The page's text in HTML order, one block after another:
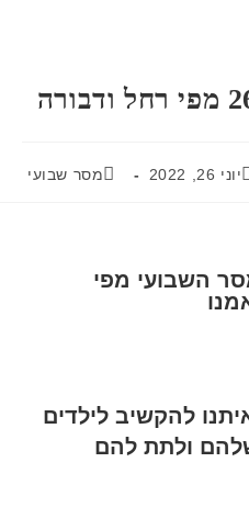
יוני 26, 2022 מסר שבועי
26.6.22 המסר השבועי מפי
להקשיב לילדים
ולתת להם